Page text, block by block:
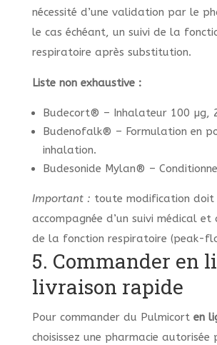
nécessité d’une validation par le
le cas échéant, un suivi de la
respiratoire après substitution.
Liste non exhaustive :
Budecort® – Inhalateur 100 µg,
Budenofalk® – Formulation en
inhalation.
Budesonide Mylan® –
Important : toute modification doit
accompagnée d’un suivi médical et
de la fonction respiratoire (peak-
5. Commander en
livraison rapide
Pour commander du Pulmicort en
choisissez une pharmacie autorisée